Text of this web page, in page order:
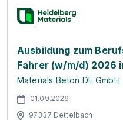
Ausbildung zum
Fahrer (w/m/d) 2026
Materials Beton DE GmbH
01.09.2026
97337 Dettelbach